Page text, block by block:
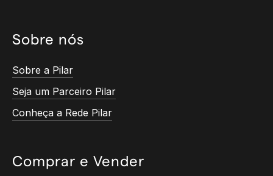
Sobre nós
Sobre a Pilar
Seja um Parceiro Pilar
Conheça a Rede Pilar
Comprar e Vender